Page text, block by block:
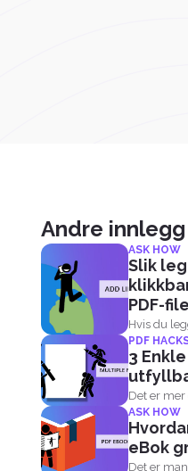
Andre innlegg
ASK HOW
Slik
PDF-
Hvis du
PDF-
PDF
3
Det er mer
utfyllbar...
ASK HOW
eBok
Det er